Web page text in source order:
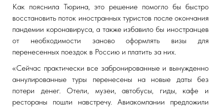
Как пояснила Тюрина, это решение помогло бы быстро
восстановить поток иностранных туристов после окончания
пандемии коронавируса, а также избавило бы иностранцев
от необходимости заново оформлять визы для
перенесенных поездок в Россию и платить за них.
«Сейчас практически все забронированные и вынужденно
аннулированные туры перенесены на новые даты без
потери денег. Отели, музеи, автобусы, гиды, кафе и
рестораны пошли навстречу. Авиакомпании предложили